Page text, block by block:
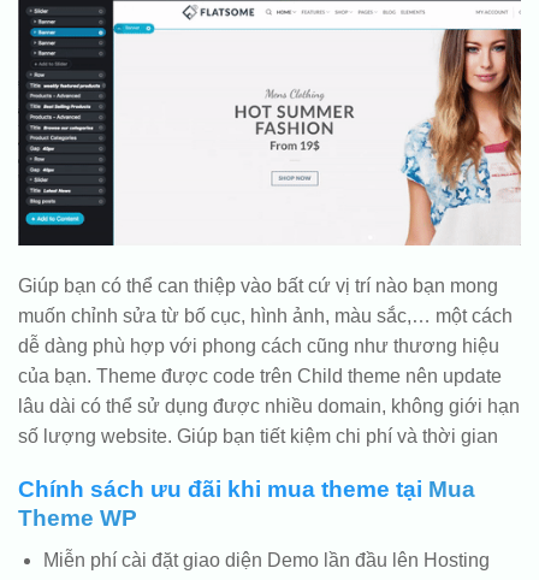
Giúp bạn có thể can thiệp vào bất cứ vị trí nào bạn mong
muốn chỉnh sửa từ bố cục, hình ảnh, màu sắc,… một cách
dễ dàng phù hợp với phong cách cũng như thương hiệu
của bạn. Theme được code trên Child theme nên update
lâu dài có thể sử dụng được nhiều domain, không giới hạn
số lượng website. Giúp bạn tiết kiệm chi phí và thời gian
Chính sách ưu đãi khi mua theme tại Mua
Theme WP
Miễn phí cài đặt giao diện Demo lần đầu lên Hosting